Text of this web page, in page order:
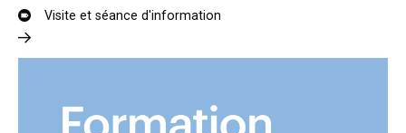
Visite et séance d'information